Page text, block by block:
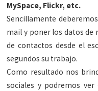
MySpace, Flickr, etc.
Sencillamente
mail y poner los datos de
de contactos desde el
segundos su trabajo.
Como resultado nos
sociales y podremos